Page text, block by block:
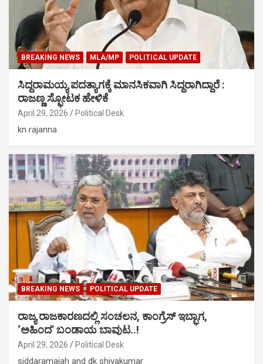
BREAKING NEWS MLA/MP POLITICAL UPDATE
ಸಿದ್ದರಾಮಯ್ಯ ಪದತ್ಯಾಗಕ್ಕೆ ಮಾನಸಿಕವಾಗಿ ಸಿದ್ದರಾಗಿದ್ದಾರೆ :
ರಾಜಣ್ಣ ಸ್ಫೋಟಕ ಹೇಳಿಕೆ
April 29, 2026 Political Desk
kn rajanna
BREAKING NEWS POLITICAL UPDATE
ರಾಜ್ಯ ರಾಜಕಾರಣದಲ್ಲಿ ಸಂಚಲನ, ಕಾಂಗ್ರೆಸ್ ಇಬ್ಭಾಗ,
‘ಅಹಿಂದ’ ಬಂಡಾಯ ಬಾವುಟ..!
April 29, 2026 Political Desk
siddaramaiah and dk shivakumar